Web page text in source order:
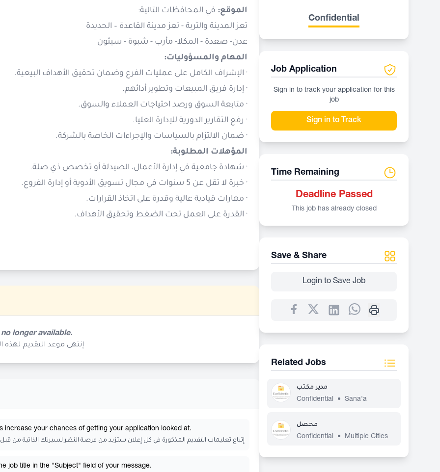
الموقع: في المحافظات التالية:
تعز المدينة والتربة - تعز مدينة القاعدة – الحديدة
عدن- صعدة - المكلا- مأرب - شبوة - سيئون
المهام والمسؤوليات:
· الإشراف الكامل على عمليات الفرع وضمان تحقيق الأهداف البيعية.
· إدارة فريق المبيعات وتطوير أدائهم.
· متابعة السوق ورصد احتياجات العملاء والسوق.
· رفع التقارير الدورية للإدارة العليا.
· ضمان الالتزام بالسياسات والإجراءات الخاصة بالشركة.
المؤهلات المطلوبة:
· شهادة جامعية في إدارة الأعمال، الصيدلة أو تخصص ذي صلة.
· خبرة لا تقل عن 5 سنوات في مجال تسويق الأدوية أو إدارة الفروع.
· مهارات قيادية عالية وقدرة على اتخاذ القرارات.
· القدرة على العمل تحت الضغط وتحقيق الأهداف.
longer available.
إنتهى موعد التقديم
increase your chances of getting your application looked at.
إتباع تعليمات التقديم المذكورة في كل إعلان ستزيد من فرصة النظر لسيرتك الذاتية من
job title in the "Subject" field of your message.
Confidential
Job Application
Sign in to track your application for this
job
Sign in to Track
Time Remaining
Deadline Passed
This job has already closed
Save & Share
Login to Save Job
Related Jobs
مدير مكتب
Confidential
• Sana'a
محصل
Confidential
• Multiple Cities